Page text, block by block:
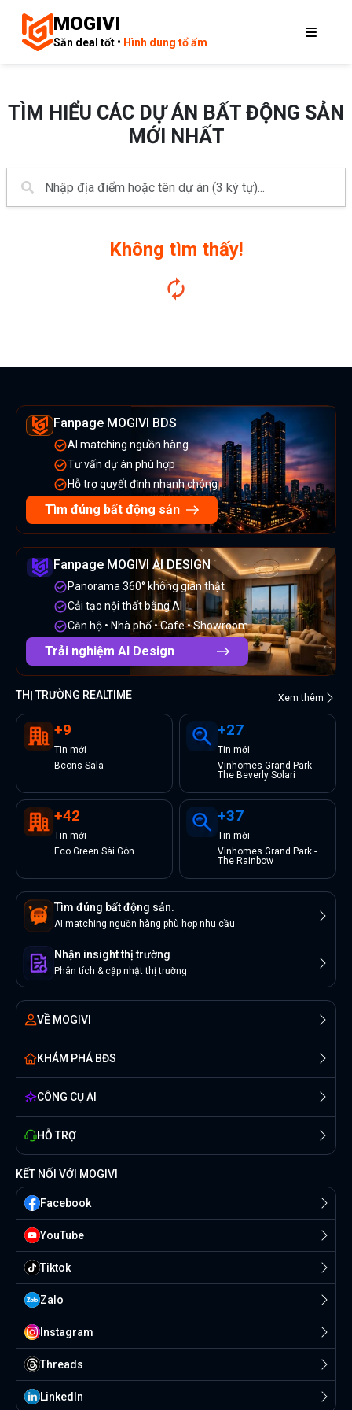
MOGIVI
Săn deal tốt • Hình dung tổ ấm
TÌM HIỂU CÁC DỰ ÁN BẤT ĐỘNG SẢN
MỚI NHẤT
Không tìm thấy!
Fanpage MOGIVI BDS
AI matching nguồn hàng
Tư vấn dự án phù hợp
Hỗ trợ quyết định nhanh chóng
Tìm đúng bất động sản
Fanpage MOGIVI AI DESIGN
Panorama 360° không gian thật
Cải tạo nội thất bằng AI
Căn hộ • Nhà phố • Cafe • Showroom
Trải nghiệm AI Design
THỊ TRƯỜNG REALTIME Xem thêm
+9
Tin mới
Bcons Sala
+27
Tin mới
Vinhomes Grand Park -
The Beverly Solari
+42
Tin mới
Eco Green Sài Gòn
+37
Tin mới
Vinhomes Grand Park -
The Rainbow
Tìm đúng bất động sản.
AI matching nguồn hàng phù hợp nhu cầu
Nhận insight thị trường
Phân tích & cập nhật thị trường
VỀ MOGIVI
KHÁM PHÁ BĐS
CÔNG CỤ AI
HỖ TRỢ
KẾT NỐI VỚI MOGIVI
Facebook
YouTube
Tiktok
Zalo
Instagram
Threads
Linkedln